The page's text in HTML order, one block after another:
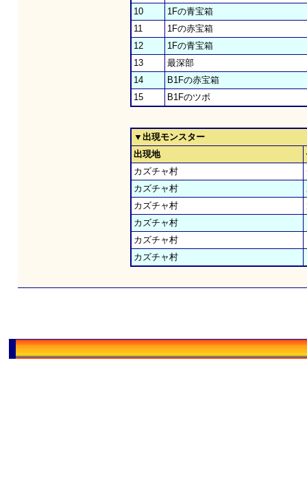
10
1Fの青宝箱
11
1Fの赤宝箱
12
1Fの青宝箱
13
最深部
14
B1Fの赤宝箱
15
B1Fのツボ
▼出現モンスター
出現地
カズチャ村
カズチャ村
カズチャ村
カズチャ村
カズチャ村
カズチャ村